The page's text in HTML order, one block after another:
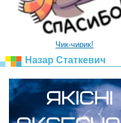
Чик-чирик!
Назар Статкевич